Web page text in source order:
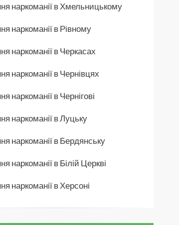
наркоманії в Хмельницькому
наркоманії в Рівному
наркоманії в Черкасах
наркоманії в Чернівцях
наркоманії в Чернігові
наркоманії в Луцьку
наркоманії в Бердянську
наркоманії в Білій Церкві
наркоманії в Херсоні